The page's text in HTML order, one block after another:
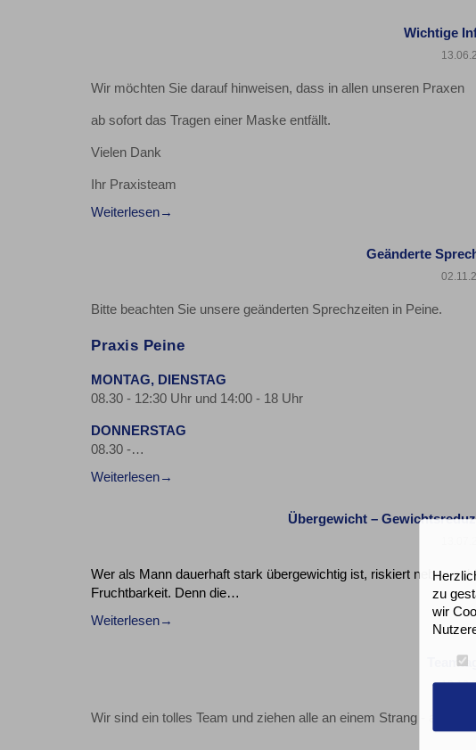
Wichtige
Wir möchten Sie darauf hinweisen, dass in allen unseren Praxen
ab sofort das Tragen einer Maske entfällt.
Vielen Dank
Ihr Praxisteam
Weiterlesen
Geänderte
Bitte beachten Sie unsere geänderten Sprechzeiten in Peine.
Praxis Peine
MONTAG, DIENSTAG
08.30 - 12:30 Uhr und 14:00 - 18 Uhr
DONNERSTAG
08.30 -…
Weiterlesen
Übergewicht –
Wer als Mann dauerhaft stark übergewichtig ist, riskiert neben
Fruchtbarkeit. Denn die…
Weiterlesen
Wir sind ein tolles Team und ziehen alle an einem Strang - an
zu
wir